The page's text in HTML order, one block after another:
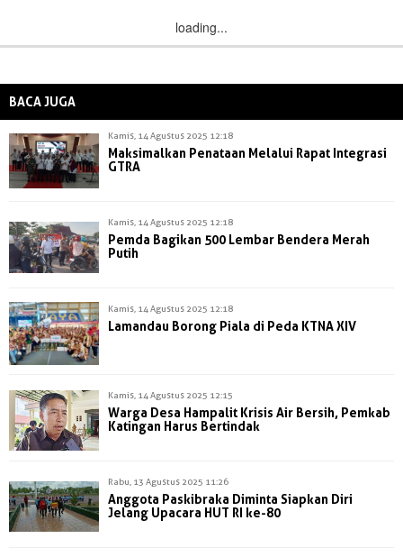
loading...
BACA JUGA
Kamis, 14 Agustus 2025 12:18
Maksimalkan Penataan Melalui Rapat Integrasi
GTRA
Kamis, 14 Agustus 2025 12:18
Pemda Bagikan 500 Lembar Bendera Merah
Putih
Kamis, 14 Agustus 2025 12:18
Lamandau Borong Piala di Peda KTNA XIV
Kamis, 14 Agustus 2025 12:15
Warga Desa Hampalit Krisis Air Bersih, Pemkab
Katingan Harus Bertindak
Rabu, 13 Agustus 2025 11:26
Anggota Paskibraka Diminta Siapkan Diri
Jelang Upacara HUT RI ke-80